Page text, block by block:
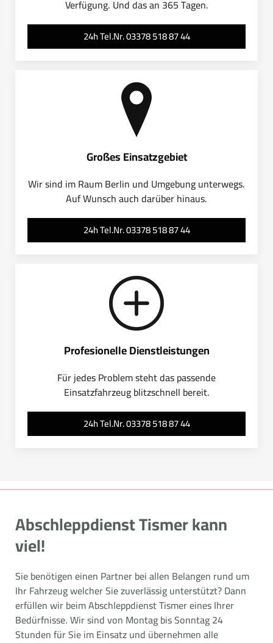
Verfügung. Und das an 365 Tagen.
24h Tel.Nr. 03378 518 87 44
Großes Einsatzgebiet
Wir sind im Raum Berlin und Umgebung unterwegs.
Auf Wunsch auch darüber hinaus.
24h Tel.Nr. 03378 518 87 44
Profesionelle Dienstleistungen
Für jedes Problem steht das passende
Einsatzfahrzeug blitzschnell bereit.
24h Tel.Nr. 03378 518 87 44
Abschleppdienst Tismer kann
viel!
Sie benötigen einen Partner bei allen Belangen rund um
Ihr Fahrzeug welcher Sie zuverlässig unterstützt? Dann
erfüllen wir beim Abschleppdienst Tismer eines Ihrer
Bedürfnisse. Wir sind von Montag bis Sonntag 24
Stunden für Sie im Einsatz und übernehmen alle